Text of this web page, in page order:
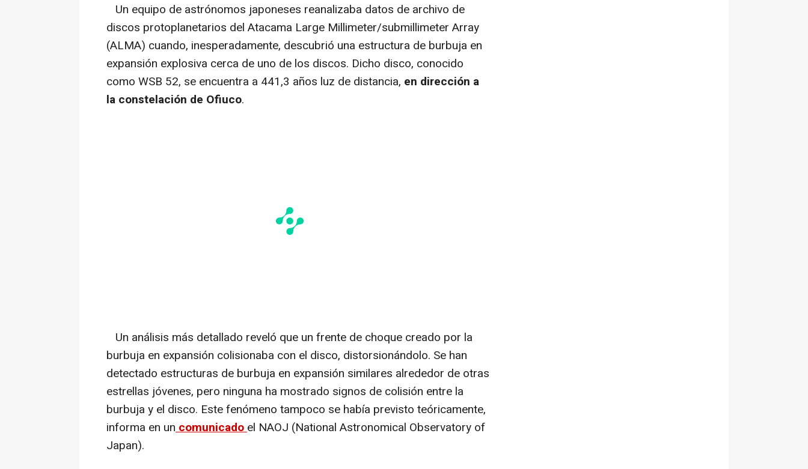
Un equipo de astrónomos japoneses reanalizaba datos de archivo de
discos protoplanetarios del Atacama Large Millimeter/submillimeter Array
(ALMA) cuando, inesperadamente, descubrió una estructura de burbuja en
expansión explosiva cerca de uno de los discos. Dicho disco, conocido
como WSB 52, se encuentra a 441,3 años luz de distancia, en dirección a
la constelación de Ofiuco.
Un análisis más detallado reveló que un frente de choque creado por la
burbuja en expansión colisionaba con el disco, distorsionándolo. Se han
detectado estructuras de burbuja en expansión similares alrededor de otras
estrellas jóvenes, pero ninguna ha mostrado signos de colisión entre la
burbuja y el disco. Este fenómeno tampoco se había previsto teóricamente,
informa en uncomunicadoel NAOJ (National Astronomical Observatory of
Japan).